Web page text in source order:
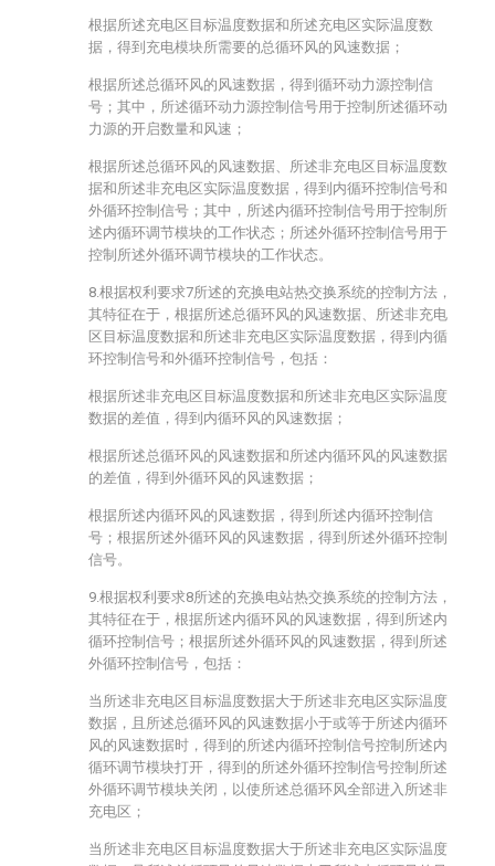
根据所述充电区目标温度数据和所述充电区实际温度数
据，得到充电模块所需要的总循环风的风速数据；
根据所述总循环风的风速数据，得到循环动力源控制信
号；其中，所述循环动力源控制信号用于控制所述循环动
力源的开启数量和风速；
根据所述总循环风的风速数据、所述非充电区目标温度数
据和所述非充电区实际温度数据，得到内循环控制信号和
外循环控制信号；其中，所述内循环控制信号用于控制所
述内循环调节模块的工作状态；所述外循环控制信号用于
控制所述外循环调节模块的工作状态。
8.根据权利要求7所述的充换电站热交换系统的控制方法，
其特征在于，根据所述总循环风的风速数据、所述非充电
区目标温度数据和所述非充电区实际温度数据，得到内循
环控制信号和外循环控制信号，包括：
根据所述非充电区目标温度数据和所述非充电区实际温度
数据的差值，得到内循环风的风速数据；
根据所述总循环风的风速数据和所述内循环风的风速数据
的差值，得到外循环风的风速数据；
根据所述内循环风的风速数据，得到所述内循环控制信
号；根据所述外循环风的风速数据，得到所述外循环控制
信号。
9.根据权利要求8所述的充换电站热交换系统的控制方法，
其特征在于，根据所述内循环风的风速数据，得到所述内
循环控制信号；根据所述外循环风的风速数据，得到所述
外循环控制信号，包括：
当所述非充电区目标温度数据大于所述非充电区实际温度
数据，且所述总循环风的风速数据小于或等于所述内循环
风的风速数据时，得到的所述内循环控制信号控制所述内
循环调节模块打开，得到的所述外循环控制信号控制所述
外循环调节模块关闭，以使所述总循环风全部进入所述非
充电区；
当所述非充电区目标温度数据大于所述非充电区实际温度